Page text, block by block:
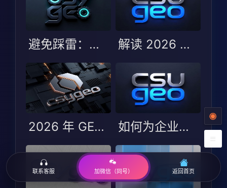
避免踩雷：选择 GEO 服务商时的五大误区与避坑指南 解读 2026 年 GEO 优化服务商测评：哪些服务商能脱颖而出？
2026 年 GEO 优化服务商 TOP5：行业变化与服务商选型指南 如何为企业选择最合适的 GEO 服务商？2026 年 TOP5 评测解析
联系客服 加微信（同号） 返回首页